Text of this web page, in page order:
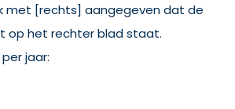
met [rechts] aangegeven dat de
op het rechter blad staat.
jaar: